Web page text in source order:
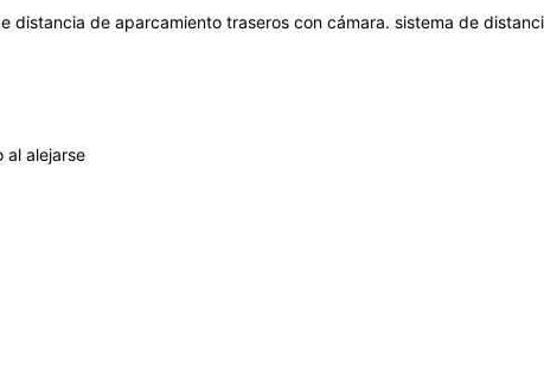
de aparcamiento traseros con cámara. sistema de
al alejarse